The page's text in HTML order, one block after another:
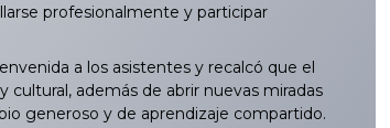
profesionalmente y participar
a los asistentes y recalcó que el
además de abrir nuevas miradas
generoso y de aprendizaje compartido.